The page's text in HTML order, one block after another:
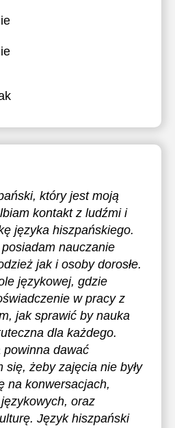
który jest moją
kontakt z ludźmi i
języka hiszpańskiego.
nauczanie
jak i osoby dorosłe.
językowej, gdzie
w pracy z
jak sprawić by nauka
dla każdego.
powinna dawać
się, żeby zajęcia nie były
na konwersacjach,
oraz
Język hiszpański